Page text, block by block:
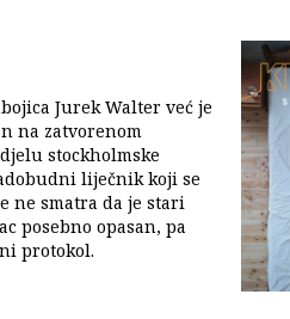
Jurek Walter već je
na zatvorenom
stockholmske
liječnik koji se
ne smatra da je stari
posebno opasan, pa
protokol.